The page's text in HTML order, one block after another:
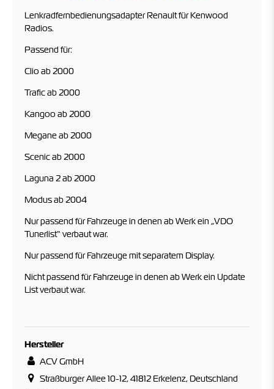
Lenkradfernbedienungsadapter Renault für Kenwood
Radios.
Passend für:
Clio ab 2000
Trafic ab 2000
Kangoo ab 2000
Megane ab 2000
Scenic ab 2000
Laguna 2 ab 2000
Modus ab 2004
Nur passend für Fahrzeuge in denen ab Werk ein „VDO
Tunerlist“ verbaut war.
Nur passend für Fahrzeugemitseparatem Display.
Nicht passend für Fahrzeuge in denen ab Werk ein Update
List verbaut war.
Hersteller
ACV GmbH
Straßburger Allee 10-12, 41812 Erkelenz, Deutschland